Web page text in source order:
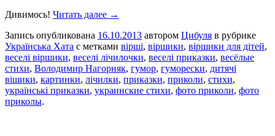
Дивимось! Читать далее →
Запись опубликована 16.10.2013 автором Цибуля в рубрике
Українська Хата с метками вірші, віршики, віршики для дітей,
веселі віршики, веселі лічилочки, веселі приказки, весёлые
стихи, Володимир Нагорняк, гумор, гуморески, дитячі
вішики, картинки, лічилки, приказки, приколи, стихи,
українські приказки, украинские стихи, фото приколи, фото
приколы.